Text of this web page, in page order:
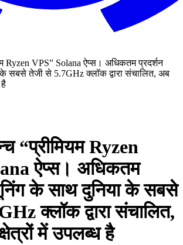
Ryzen VPS” Solana ऐप्स। अधिकतम प्रदर्शन
सबसे तेजी से 5.7GHz क्लॉक द्वारा संचालित, अब
“प्रीमियम Ryzen
ऐप्स। अधिकतम
के साथ दुनिया के सबसे
क्लॉक द्वारा संचालित,
में उपलब्ध है